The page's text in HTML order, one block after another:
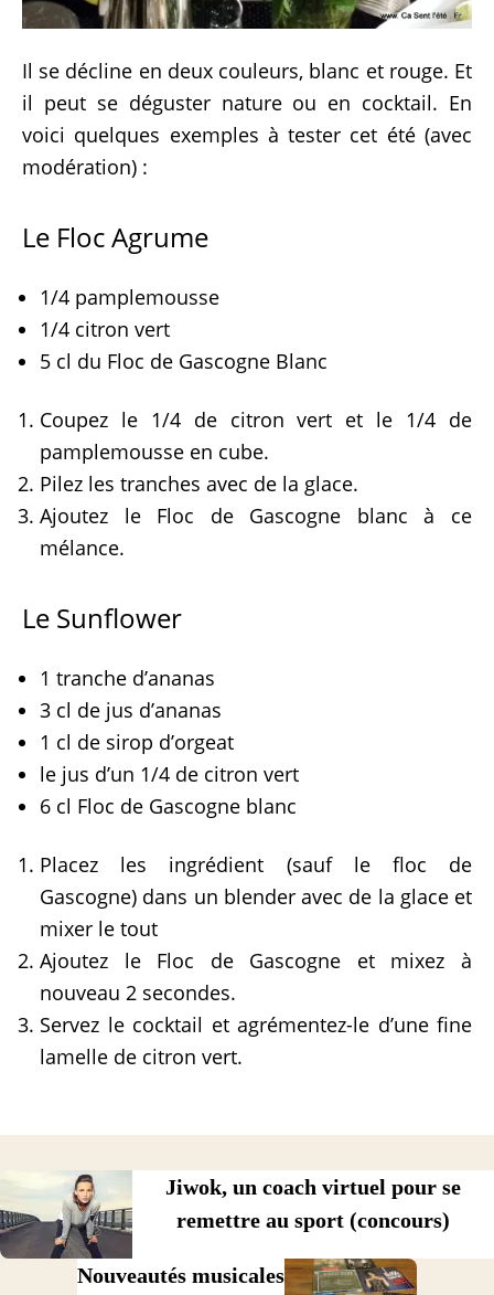
Il se décline en deux couleurs, blanc et rouge. Et
il peut se déguster nature ou en cocktail. En
voici quelques exemples à tester cet été (avec
modération) :
Le Floc Agrume
1/4 pamplemousse
1/4 citron vert
5 cl du Floc de Gascogne Blanc
Coupez le 1/4 de citron vert et le 1/4 de
pamplemousse en cube.
Pilez les tranches avec de la glace.
Ajoutez le Floc de Gascogne blanc à ce
mélance.
Le Sunflower
1 tranche d’ananas
3 cl de jus d’ananas
1 cl de sirop d’orgeat
le jus d’un 1/4 de citron vert
6 cl Floc de Gascogne blanc
Placez les ingrédient (sauf le floc de
Gascogne) dans un blender avec de la glace et
mixer le tout
Ajoutez le Floc de Gascogne et mixez à
nouveau 2 secondes.
Servez le cocktail et agrémentez-le d’une fine
lamelle de citron vert.
Jiwok, un coach virtuel pour se
remettre au sport (concours)
Nouveautés musicales